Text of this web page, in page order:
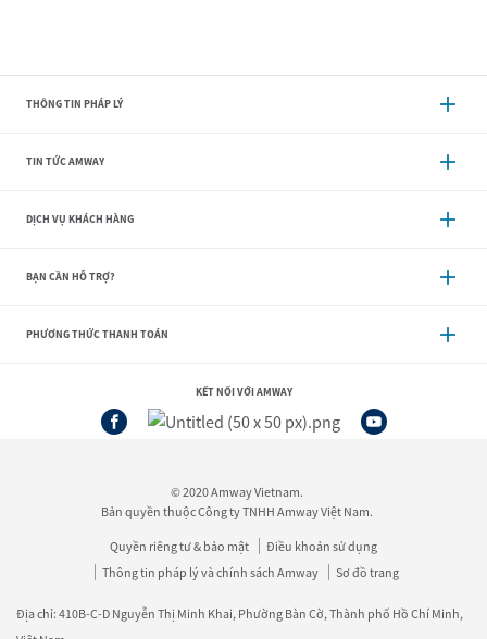
THÔNG TIN PHÁP LÝ
TIN TỨC AMWAY
DỊCH VỤ KHÁCH HÀNG
BẠN CẦN HỖ TRỢ?
PHƯƠNG THỨC THANH TOÁN
KẾT NỐI VỚI AMWAY
© 2020 Amway Vietnam.
Bản quyền thuộc Công ty TNHH Amway Việt Nam.
Quyền riêng tư & bảo mật
Điều khoản sử dụng
Thông tin pháp lý và chính sách Amway
Sơ đồ trang
Địa chỉ: 410B-C-D Nguyễn Thị Minh Khai, Phường Bàn Cờ, Thành phố Hồ Chí Minh,